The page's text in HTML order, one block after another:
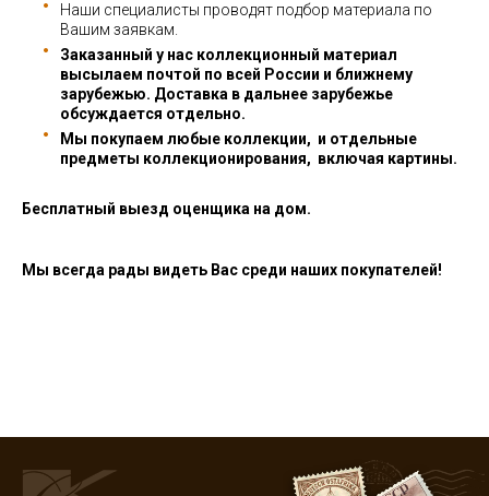
Наши специалисты проводят подбор материала по
Вашим заявкам.
Заказанный у нас коллекционный материал
высылаем почтой по всей России и ближнему
зарубежью. Доставка в дальнее зарубежье
обсуждается отдельно.
Мы покупаем любые коллекции, и отдельные
предметы коллекционирования, включая картины.
Бесплатный выезд оценщика на дом.
Мы всегда рады видеть Вас среди наших покупателей!